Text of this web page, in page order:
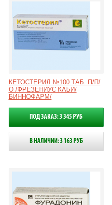
КЕТОСТЕРИЛ №100 ТАБ. П/П/
О /ФРЕЗЕНИУС КАБИ/
БИННОФАРМ/
ПОД ЗАКАЗ: 3 345 РУБ
В НАЛИЧИИ: 3 163 РУБ